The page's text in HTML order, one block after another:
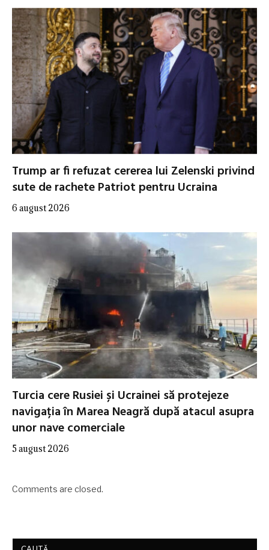
Trump ar fi refuzat cererea lui Zelenski privind
sute de rachete Patriot pentru Ucraina
6 august 2026
Turcia cere Rusiei și Ucrainei să protejeze
navigația în Marea Neagră după atacul asupra
unor nave comerciale
5 august 2026
Comments are closed.